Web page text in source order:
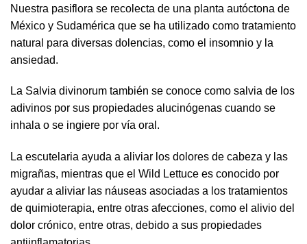
Nuestra pasiflora se recolecta de una planta autóctona de
México y Sudamérica que se ha utilizado como tratamiento
natural para diversas dolencias, como el insomnio y la
ansiedad.
La Salvia divinorum también se conoce como salvia de los
adivinos por sus propiedades alucinógenas cuando se
inhala o se ingiere por vía oral.
La escutelaria ayuda a aliviar los dolores de cabeza y las
migrañas, mientras que el Wild Lettuce es conocido por
ayudar a aliviar las náuseas asociadas a los tratamientos
de quimioterapia, entre otras afecciones, como el alivio del
dolor crónico, entre otras, debido a sus propiedades